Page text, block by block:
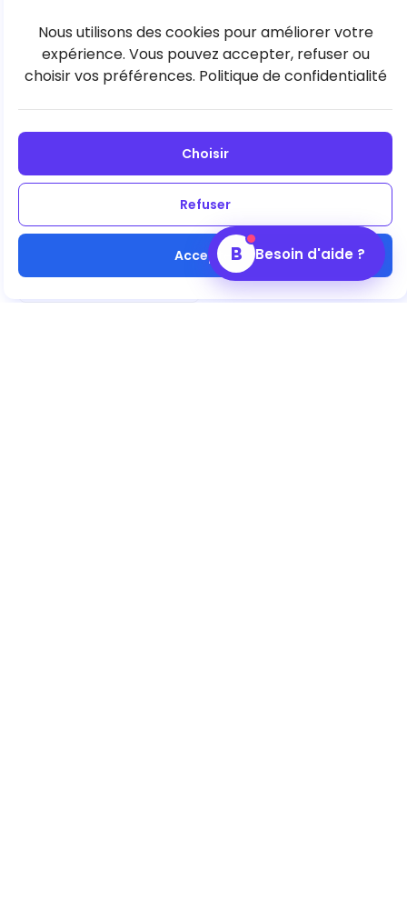
Chocolat Lait & Coco et
Nous utilisons des cookies pour améliorer votre
expérience. Vous pouvez accepter, refuser ou
choisir vos préférences. Politique de confidentialité
Choisir
Refuser
AccepterB Besoin d'aide ?